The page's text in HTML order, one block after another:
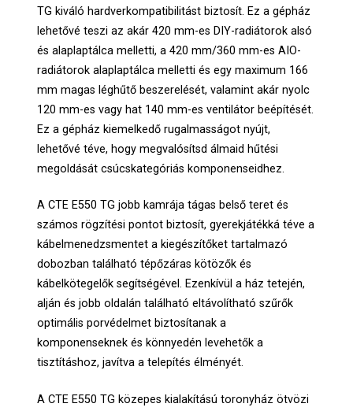
TG kiváló hardverkompatibilitást biztosít. Ez a gépház
lehetővé teszi az akár 420 mm-es DIY-radiátorok alsó
és alaplaptálca melletti, a 420 mm/360 mm-es AIO-
radiátorok alaplaptálca melletti és egy maximum 166
mm magas léghűtő beszerelését, valamint akár nyolc
120 mm-es vagy hat 140 mm-es ventilátor beépítését.
Ez a gépház kiemelkedő rugalmasságot nyújt,
lehetővé téve, hogy megvalósítsd álmaid hűtési
megoldását csúcskategóriás komponenseidhez.
A CTE E550 TG jobb kamrája tágas belső teret és
számos rögzítési pontot biztosít, gyerekjátékká téve a
kábelmenedzsmentet a kiegészítőket tartalmazó
dobozban található tépőzáras kötözők és
kábelkötegelők segítségével. Ezenkívül a ház tetején,
alján és jobb oldalán található eltávolítható szűrők
optimális porvédelmet biztosítanak a
komponenseknek és könnyedén levehetők a
tisztításhoz, javítva a telepítés élményét.
A CTE E550 TG közepes kialakítású toronyház ötvözi